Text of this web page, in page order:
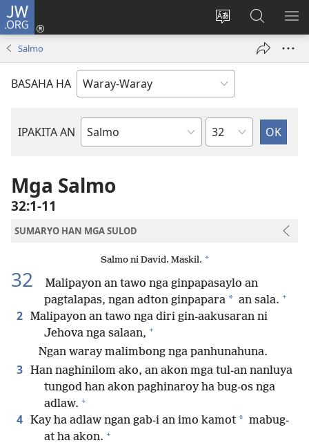
JW.ORG
Balyui
yinaknan
an
site
Pag-
log
new
Pamiling
ha
JW.ORG
Salmo
BASAHA HA
IPAKITA AN
Libro
Biblia
Kapitulo
Mga Salmo
32:1-11
SUMARYO HAN MGA SULOD
Salmo ni David. Maskil. *
32
Malipayon an tawo nga ginpapasaylo an
pagtalapas, ngan adton ginpapara * an sala. +
2 Malipayon an tawo nga diri gin-aakusaran ni
Jehova nga salaan, +
Ngan waray malimbong nga panhunahuna.
3 Han naghinilom ako, an akon mga tul-an nanluya
tungod han akon paghinaroy ha bug-os nga
adlaw. +
4 Kay ha adlaw ngan gab-i an imo kamot * mabug-
at ha akon. +